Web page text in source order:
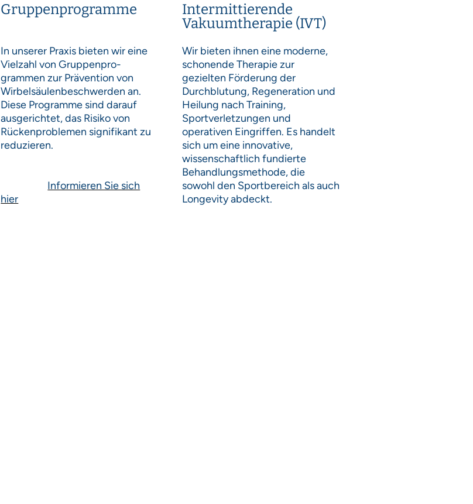
Gruppenprogramme
In unserer Praxis bieten wir eine
Vielzahl von Gruppenpro-
grammen zur Prävention von
Wirbelsäulenbeschwerden an.
Diese Programme sind darauf
ausgerichtet, das Risiko von
Rückenproblemen signifikant zu
reduzieren.
Informieren Sie sich
hier
Intermittierende
Vakuumtherapie (IVT)
Wir bieten ihnen eine moderne,
schonende Therapie zur
gezielten Förderung der
Durchblutung, Regeneration und
Heilung nach Training,
Sportverletzungen und
operativen Eingriffen. Es handelt
sich um eine innovative,
wissenschaftlich fundierte
Behandlungsmethode, die
sowohl den Sportbereich als auch
Longevity abdeckt.